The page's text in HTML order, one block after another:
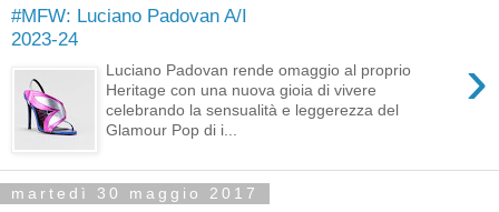
#MFW: Luciano Padovan A/I
2023-24
›
Luciano Padovan rende omaggio al proprio
Heritage con una nuova gioia di vivere
celebrando la sensualità e leggerezza del
Glamour Pop di i...
martedì 30 maggio 2017